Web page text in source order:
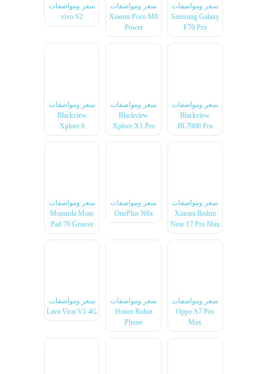
سعر ومواصفات
Samsung Galaxy
F70 Pro
سعر ومواصفات
Xiaomi Poco M8
Power
سعر ومواصفات
vivo S2
سعر ومواصفات
Blackview
BL7000 Pro
سعر ومواصفات
Blackview
Xplore X1 Pro
سعر ومواصفات
Blackview
Xplore 6
سعر ومواصفات
Xiaomi Redmi
Note 17 Pro Max
سعر ومواصفات
OnePlus N6x
سعر ومواصفات
Motorola Moto
Pad 70 Groove
سعر ومواصفات
Oppo A7 Pro
Max
سعر ومواصفات
Honor Robot
Phone
سعر ومواصفات
Lava Virat V1 4G